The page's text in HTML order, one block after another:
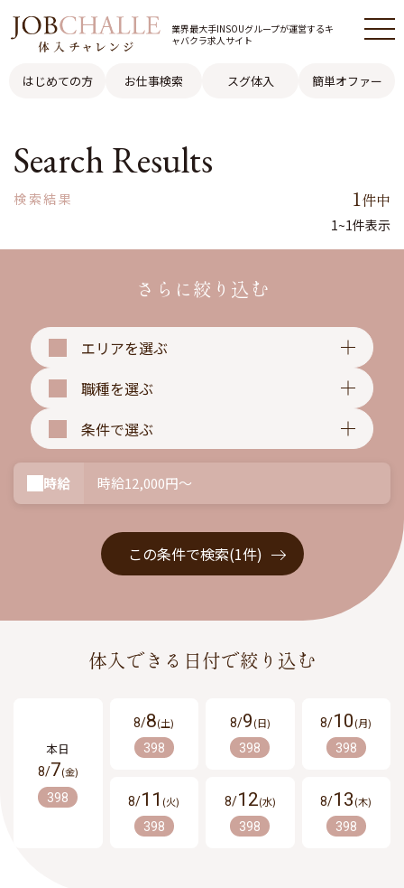
業界最大手INSOUグループが運営するキ
ャバクラ求人サイト
はじめての方 お仕事検索 スグ体入 簡単オファー
Search Results
検索結果 1件中
1~1件表示
さらに絞り込む
エリアを選ぶ
職種を選ぶ
条件で選ぶ
時給 時給12,000円〜
この条件で検索(1件)
体入できる日付で絞り込む
8/7(金)
398
8/8(土)
398
8/9(日)
398
8/10(月)
398
8/11 (火)
398
8/12(水)
398
8/13(木)
398